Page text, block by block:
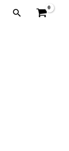
Rechercher